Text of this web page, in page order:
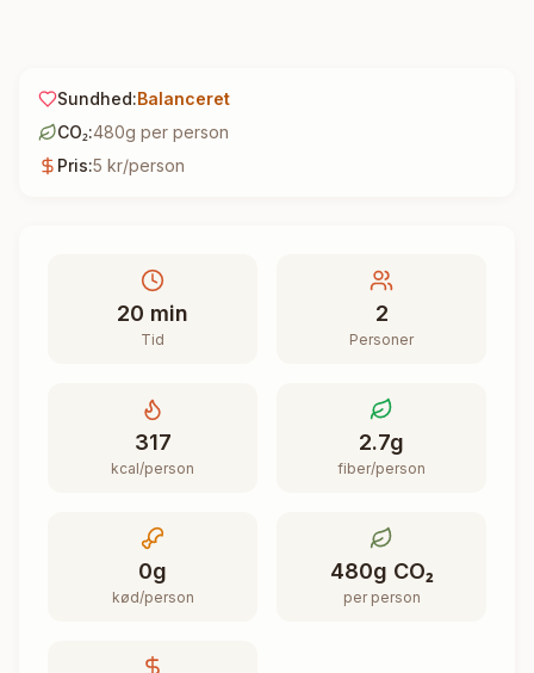
Sundhed:Balanceret
CO₂:480g per person
Pris:5 kr/person
20 min
Tid
2
Personer
317
kcal/person
2.7g
fiber/person
0g
kød/person
480g CO₂
per person